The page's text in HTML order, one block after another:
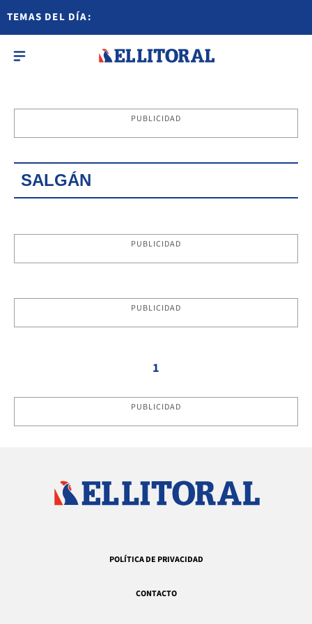
TEMAS DEL DÍA:
PUBLICIDAD
SALGÁN
PUBLICIDAD
PUBLICIDAD
1
PUBLICIDAD
POLÍTICA DE PRIVACIDAD
CONTACTO